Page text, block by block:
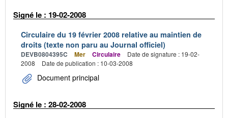
Signé le : 19-02-2008
Circulaire du 19 février 2008 relative au maintien de
droits (texte non paru au Journal officiel)
DEVB0804395C Mer Circulaire
Date de signature : 19-02-
2008
Date de publication : 10-03-2008
Document principal
Signé le : 28-02-2008